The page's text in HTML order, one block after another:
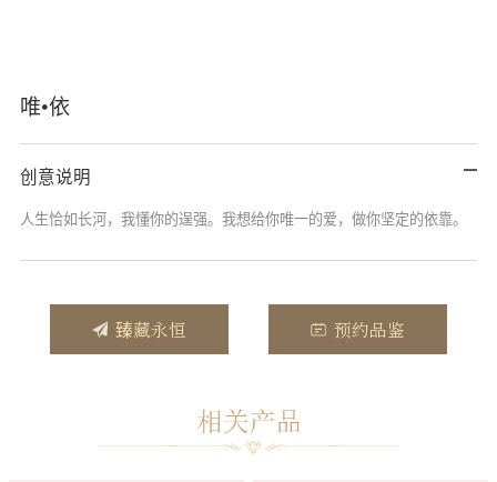
唯•依
创意说明
人生恰如长河，我懂你的逞强。我想给你唯一的爱，做你坚定的依靠。
臻藏永恒 预约品鉴